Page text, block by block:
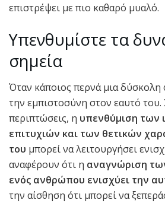
επιστρέψει με πιο καθαρό μυαλό.
Υπενθυμίστε τα
σημεία
Όταν κάποιος περνά μια δύσκολη
την εμπιστοσύνη στον εαυτό του.
περιπτώσεις, η υπενθύμιση των
επιτυχιών και των θετικών
του μπορεί να λειτουργήσει
αναφέρουν ότι η αναγνώριση
ενός ανθρώπου ενισχύει την
την αίσθηση ότι μπορεί να